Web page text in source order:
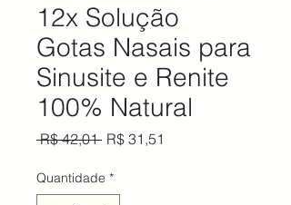
12x Solução
Gotas Nasais para
Sinusite e Renite
100% Natural
R$ 42,01 Preço normal
R$ 31,51
Quantidade *